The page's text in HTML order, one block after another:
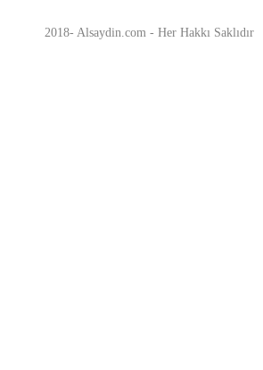
2018- Alsaydin.com - Her Hakkı Saklıdır